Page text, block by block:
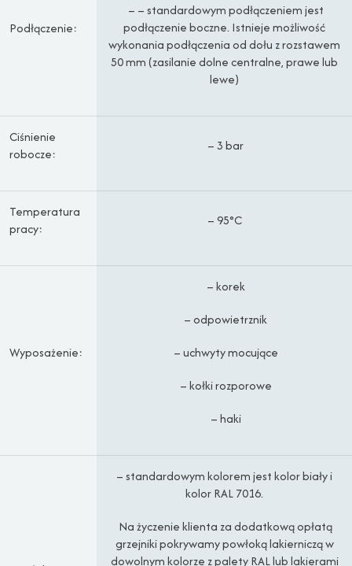
Podłączenie:
– – standardowym podłączeniem jest
podłączenie boczne. Istnieje możliwość
wykonania podłączenia od dołu z rozstawem
50 mm (zasilanie dolne centralne, prawe lub
lewe)
Ciśnienie
robocze:
– 3 bar
Temperatura
pracy:
– 95°C
Wyposażenie:
– korek
– odpowietrznik
– uchwyty mocujące
– kołki rozporowe
– haki
– standardowym kolorem jest kolor biały i
kolor RAL 7016.
Na życzenie klienta za dodatkową opłatą
grzejniki pokrywamy powłoką lakierniczą w
dowolnym kolorze z palety RAL lub lakierami